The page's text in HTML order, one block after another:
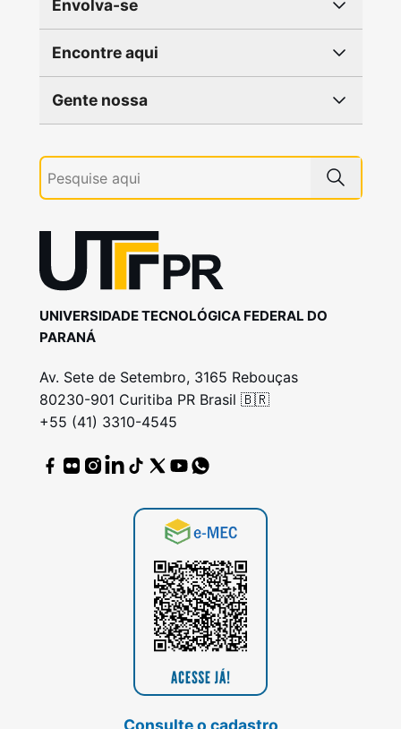
Envolva-se
Encontre aqui
Gente nossa
UNIVERSIDADE TECNOLÓGICA FEDERAL DO
PARANÁ
Av. Sete de Setembro, 3165 Rebouças
80230-901 Curitiba PR Brasil 🇧🇷
+55 (41) 3310-4545
Consulte o cadastro